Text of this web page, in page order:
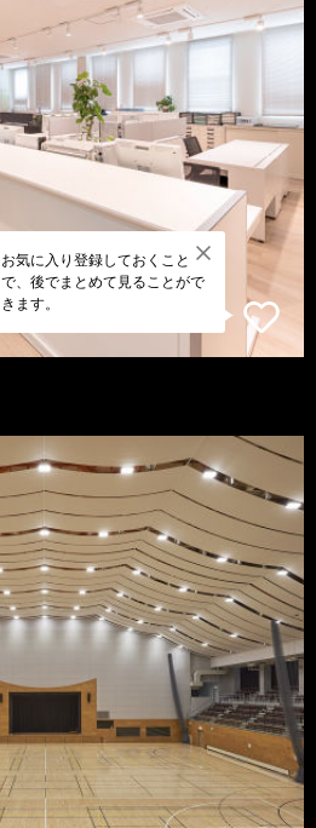
お気に入り登録しておくこと
で、後でまとめて見ることがで
きます。